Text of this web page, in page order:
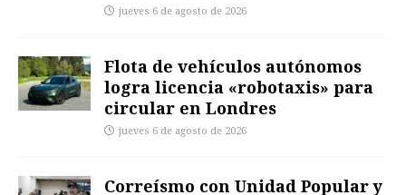
jueves 6 de agosto de 2026
Flota de vehículos autónomos
logra licencia «robotaxis» para
circular en Londres
jueves 6 de agosto de 2026
Correísmo con Unidad Popular y